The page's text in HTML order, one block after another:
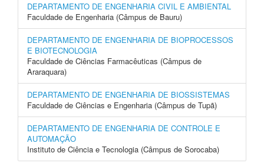
DEPARTAMENTO DE ENGENHARIA CIVIL E AMBIENTAL
Faculdade de Engenharia (Câmpus de Bauru)
DEPARTAMENTO DE ENGENHARIA DE BIOPROCESSOS
E BIOTECNOLOGIA
Faculdade de Ciências Farmacêuticas (Câmpus de
Araraquara)
DEPARTAMENTO DE ENGENHARIA DE BIOSSISTEMAS
Faculdade de Ciências e Engenharia (Câmpus de Tupã)
DEPARTAMENTO DE ENGENHARIA DE CONTROLE E
AUTOMAÇÃO
Instituto de Ciência e Tecnologia (Câmpus de Sorocaba)